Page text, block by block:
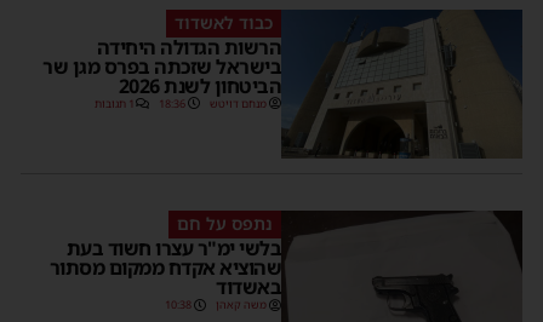
כבוד לאשדוד
הרשות הגדולה היחידה
בישראל שזכתה בפרס מגן שר
הביטחון לשנת 2026
מנחם דויטש 18:36 1 תגובות
נתפס על חם
בלשי ימ"ר עצרו חשוד בעת
שהוציא אקדח ממקום מסתור
באשדוד
משה קאהן 10:38